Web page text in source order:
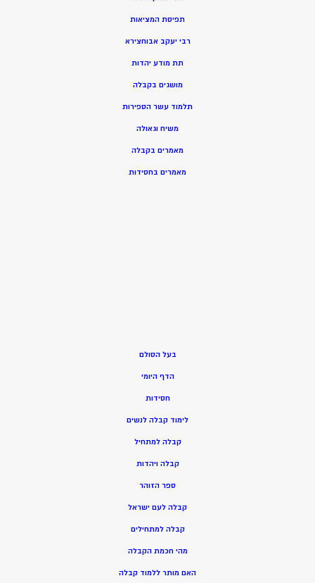
תפיסת המציאות
רבי יעקב אבוחצירא
תת מודע יהדות
מושגים בקבלה
תלמוד עשר הספירות
משיח וגאולה
מאמרים בקבלה
מאמרים בחסידות
בעל הסולם
הדף היומי
חסידות
לימוד קבלה לנשים
קבלה למתחיל
קבלה ויהדות
ספר הזוהר
קבלה לעם ישראל
קבלה למתחילים
מהי חכמת הקבלה
האם מותר ללמוד קבלה